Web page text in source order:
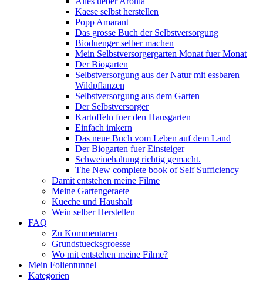
Kaese selbst herstellen
Popp Amarant
Das grosse Buch der Selbstversorgung
Bioduenger selber machen
Mein Selbstversorgergarten Monat fuer Monat
Der Biogarten
Selbstversorgung aus der Natur mit essbaren
Wildpflanzen
Selbstversorgung aus dem Garten
Der Selbstversorger
Kartoffeln fuer den Hausgarten
Einfach imkern
Das neue Buch vom Leben auf dem Land
Der Biogarten fuer Einsteiger
Schweinehaltung richtig gemacht.
The New complete book of Self Sufficiency
Damit entstehen meine Filme
Meine Gartengeraete
Kueche und Haushalt
Wein selber Herstellen
FAQ
Zu Kommentaren
Grundstuecksgroesse
Wo mit entstehen meine Filme?
Mein Folientunnel
Kategorien